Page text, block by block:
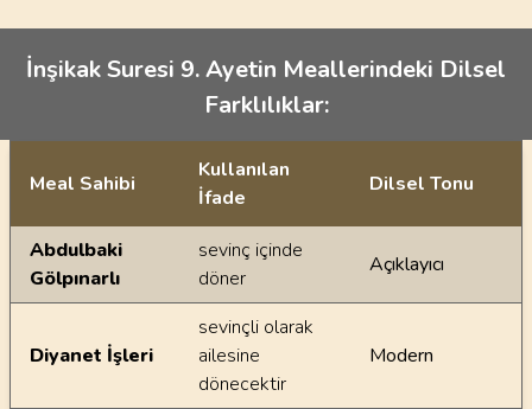
İnşikak Suresi 9. Ayetin Meallerindeki Dilsel
Farklılıklar:
Ayetin meallerindeki dilsel farklılıklar
Meal Sahibi
Kullanılan
İfade
Dilsel Tonu
Abdulbaki
Gölpınarlı
sevinç içinde
döner
Açıklayıcı
Diyanet İşleri
sevinçli olarak
ailesine
dönecektir
Modern